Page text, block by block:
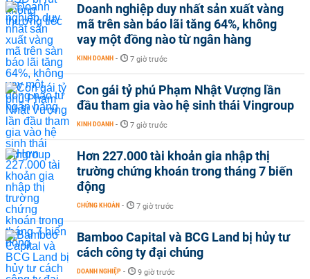
Doanh nghiệp duy nhất sản xuất vàng
mã trên sàn báo lãi tăng 64%, không
vay một đồng nào từ ngân hàng
KINH DOANH - 7 giờ trước
Con gái tỷ phú Phạm Nhật Vượng lần
đầu tham gia vào hệ sinh thái Vingroup
KINH DOANH - 7 giờ trước
Hơn 227.000 tài khoản gia nhập thị
trường chứng khoán trong tháng 7 biến
động
CHỨNG KHOÁN - 7 giờ trước
Bamboo Capital và BCG Land bị hủy tư
cách công ty đại chúng
DOANH NGHIỆP - 9 giờ trước